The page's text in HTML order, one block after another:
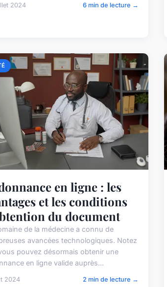
2024 6 min de lecture →
en ligne : les
et les conditions
du document
de la médecine a connu de
avancées technologiques. Notez
pouvez désormais obtenir une
en ligne valide auprès...
2024 2 min de lecture →